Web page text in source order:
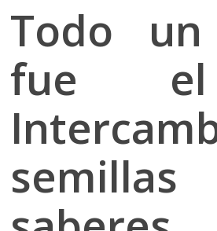
Todo
fue